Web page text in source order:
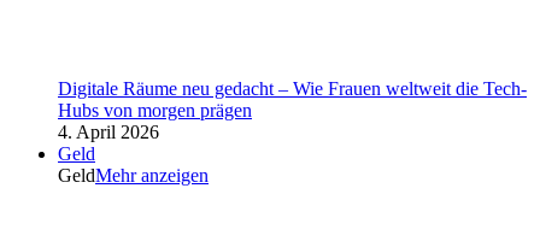
Digitale Räume neu gedacht – Wie Frauen weltweit die Tech-
Hubs von morgen prägen
4. April 2026
Geld
GeldMehr anzeigen